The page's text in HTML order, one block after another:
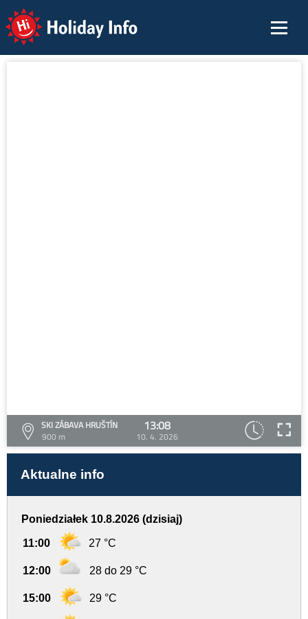
Holiday Info
SKI ZÁBAVA HRUŠTÍN
900 m
13:08
10. 4. 2026
Aktualne info
Poniedziałek 10.8.2026 (dzisiaj)
11:00 27 °C
12:00 28 do 29 °C
15:00 29 °C